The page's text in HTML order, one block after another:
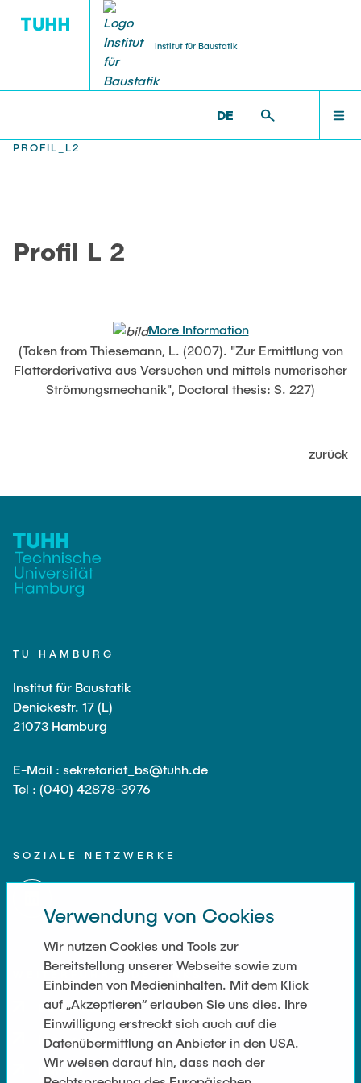
Institut für Baustatik
DE
LEHRE
JOBS
PROFIL_L2
Profil L 2
More Information
(Taken from Thiesemann, L. (2007). "Zur Ermittlung von
Flatterderivativa aus Versuchen und mittels numerischer
Strömungsmechanik", Doctoral thesis: S. 227)
zurück
TU HAMBURG
Institut für Baustatik
Denickestr. 17 (L)
21073 Hamburg
E-Mail : sekretariat_bs@tuhh.de
Tel : (040) 42878-3976
SOZIALE NETZWERKE
WEITERFÜHRENDE LINKS
Datenschutz
Impressum
Kontakt
Verwendung von Cookies
Wir nutzen Cookies und Tools zur
Bereitstellung unserer Webseite sowie zum
Einbinden von Medieninhalten. Mit dem Klick
auf „Akzeptieren“ erlauben Sie uns dies. Ihre
Einwilligung erstreckt sich auch auf die
Datenübermittlung an Anbieter in den USA.
Wir weisen darauf hin, dass nach der